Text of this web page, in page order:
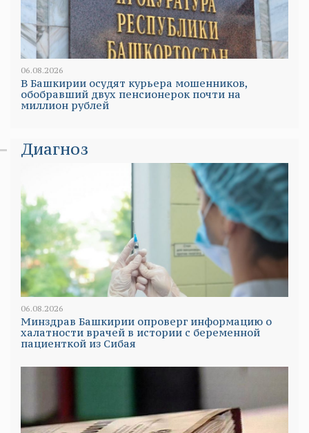
06.08.2026
В Башкирии осудят курьера мошенников,
обобравший двух пенсионерок почти на
миллион рублей
Диагноз
06.08.2026
Минздрав Башкирии опроверг информацию о
халатности врачей в истории с беременной
пациенткой из Сибая